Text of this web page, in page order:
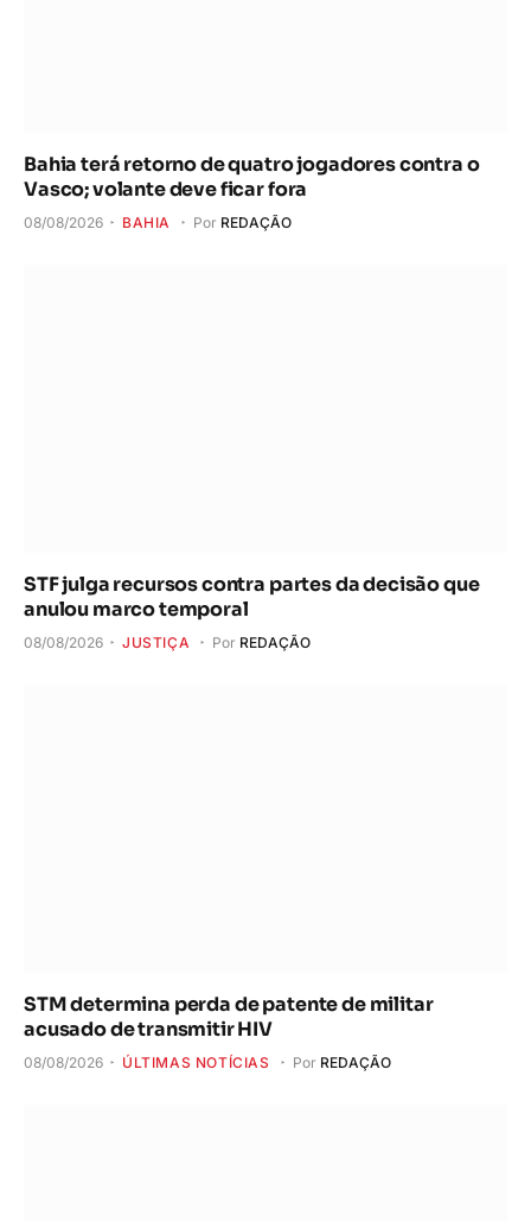
Bahia terá retorno de quatro jogadores contra o
Vasco; volante deve ficar fora
08/08/2026 BAHIA Por REDAÇÃO
STF julga recursos contra partes da decisão que
anulou marco temporal
08/08/2026 JUSTIÇA Por REDAÇÃO
STM determina perda de patente de militar
acusado de transmitir HIV
08/08/2026 ÚLTIMAS NOTÍCIAS Por REDAÇÃO